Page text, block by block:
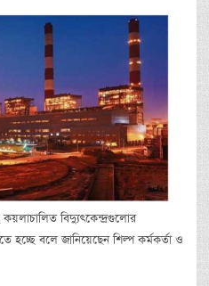
বিদ্যুৎকেন্দ্রগুলোর
হচ্ছে বলে জানিয়েছেন শিল্প কর্মকর্তা ও